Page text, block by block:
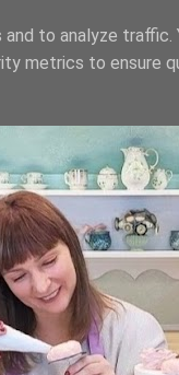
to analyze traffic.
metrics to ensure